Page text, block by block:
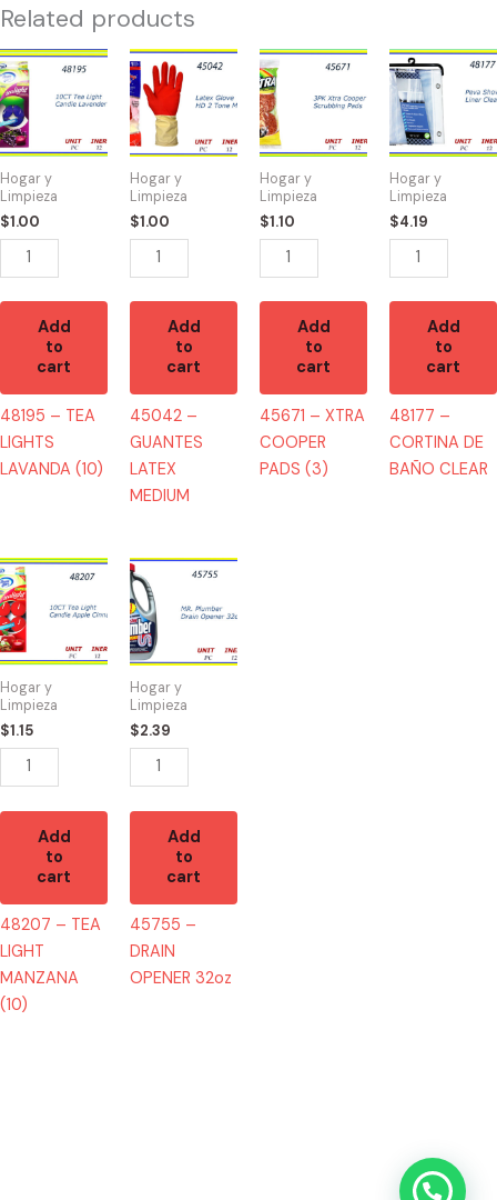
Related products
Hogar y
Limpieza
$1.00
48195
-
TEA
LIGHTS
LAVANDA
(10)
quantity
Add
to
cart
48195 – TEA
LIGHTS
LAVANDA (10)
Hogar y
Limpieza
$1.00
45042
-
GUANTES
LATEX
MEDIUM
quantity
Add
to
cart
45042 –
GUANTES
LATEX
MEDIUM
Hogar y
Limpieza
$1.10
45671
-
XTRA
COOPER
PADS
(3)
quantity
Add
to
cart
45671 – XTRA
COOPER
PADS (3)
Hogar y
Limpieza
$4.19
48177
-
CORTINA
DE
BAÑO
CLEAR
quantity
Add
to
cart
48177 –
CORTINA DE
BAÑO CLEAR
Hogar y
Limpieza
$1.15
48207
-
TEA
LIGHT
MANZANA
(10)
quantity
Add
to
cart
48207 – TEA
LIGHT
MANZANA
(10)
Hogar y
Limpieza
$2.39
45755
-
DRAIN
OPENER
32oz
quantity
Add
to
cart
45755 –
DRAIN
OPENER 32oz